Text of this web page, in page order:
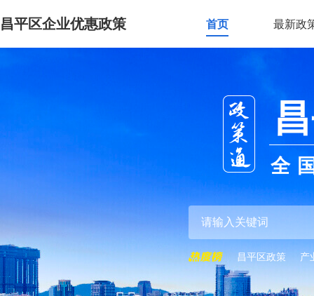
昌平区企业优惠政策 首页 最新政
全
昌平区政策 产